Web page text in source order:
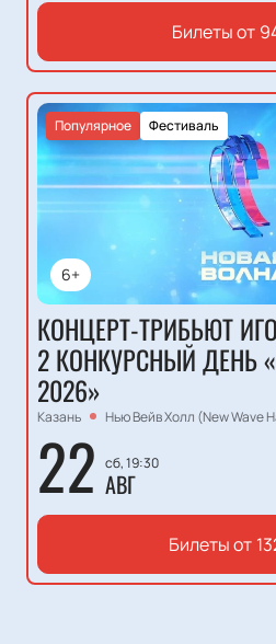
Билеты от
6+
Фестиваль
Популярное
КОНЦЕРТ-ТРИБЬЮТ
2 КОНКУРСНЫЙ ДЕНЬ
2026»
Казань Нью Вейв Холл (New Wave
22 сб, 19:30
АВГ
Билеты от